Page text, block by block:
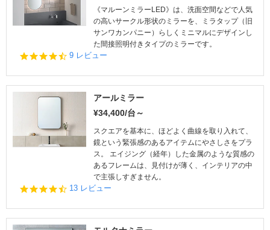
a
t
i
《マルーンミラーLED》は、洗面空間などで人気
の高いサークル形状のミラーを、ミラタップ（旧
サンワカンパニー）らしくミニマルにデザインし
た間接照明付きタイプのミラーです。
4.
s
t
a
t
i
9 レビュー
アールミラー
¥34,400/台～
スクエアを基本に、ほどよく曲線を取り入れて、
鏡という緊張感のあるアイテムにやさしさをプラ
ス。 エイジング（経年）した金属のような質感の
あるフレームは、見付けが薄く、インテリアの中
で主張しすぎません。
4.
s
t
13 レビュー